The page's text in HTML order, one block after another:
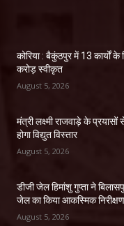
कोरिया : बैकुंठपुर में 13 कार्यों के
करोड़ स्वीकृत
August 5, 2026
मंत्री लक्ष्मी राजवाड़े के प्रयासों
होगा विद्युत विस्तार
August 5, 2026
डीजी जेल हिमांशु गुप्ता ने
जेल का किया आकस्मिक निरीक्षण
August 5, 2026